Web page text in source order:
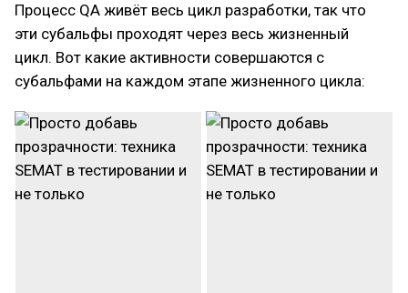
Процесс QA живёт весь цикл разработки, так что
эти субальфы проходят через весь жизненный
цикл. Вот какие активности совершаются с
субальфами на каждом этапе жизненного цикла: